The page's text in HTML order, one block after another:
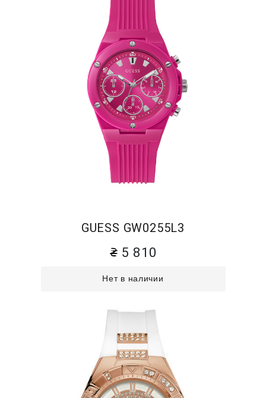
GUESS GW0255L3
5 810
Нет в наличии